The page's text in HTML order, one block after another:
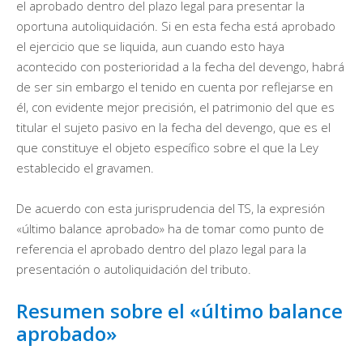
el aprobado dentro del plazo legal para presentar la
oportuna autoliquidación. Si en esta fecha está aprobado
el ejercicio que se liquida, aun cuando esto haya
acontecido con posterioridad a la fecha del devengo, habrá
de ser sin embargo el tenido en cuenta por reflejarse en
él, con evidente mejor precisión, el patrimonio del que es
titular el sujeto pasivo en la fecha del devengo, que es el
que constituye el objeto específico sobre el que la Ley
establecido el gravamen.
De acuerdo con esta jurisprudencia del TS, la expresión
«último balance aprobado» ha de tomar como punto de
referencia el aprobado dentro del plazo legal para la
presentación o autoliquidación del tributo.
Resumen sobre el «último balance
aprobado»